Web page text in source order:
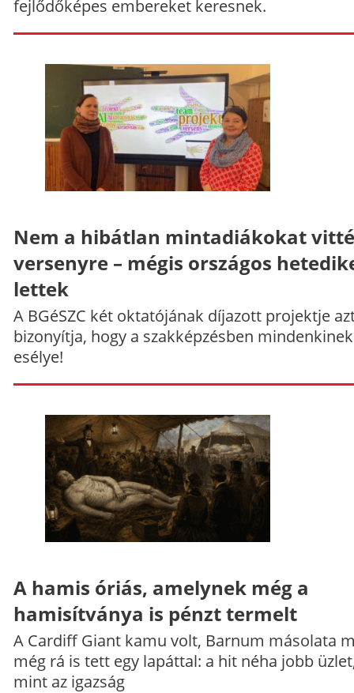
fejlődőképes embereket keresnek.
Nem a hibátlan mintadiákokat
versenyre – mégis országos
lettek
A BGéSZC két oktatójának díjazott projektje
bizonyítja, hogy a szakképzésben
esélye!
A hamis óriás, amelynek még a
hamisítványa is pénzt termelt
A Cardiff Giant kamu volt, Barnum másolata
még rá is tett egy lapáttal: a hit néha jobb
mint az igazság